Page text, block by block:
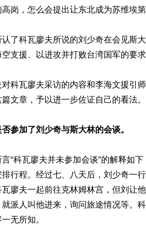
岗，怎么会提出让东北成为苏维埃
了科瓦廖夫所说的刘少奇在会见斯
支援、以进攻并打败台湾国军的要求
科瓦廖夫采访的内容和李海文援引
文章，予以进一步佐证自己的看法
参加了刘少奇与斯大林的会谈。
“科瓦廖夫并未参加会谈”的解释如
行程。经过七、八天后，刘少奇一
廖夫一起前往克林姆林宫，但刘让
派人叫他进来，询问旅途情况等。
无所知。